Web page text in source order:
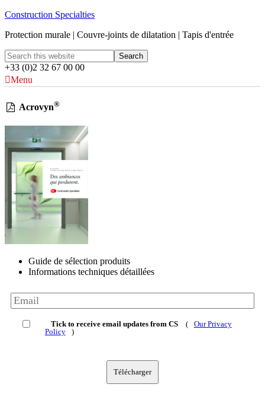
Construction Specialties
Protection murale | Couvre-joints de dilatation | Tapis d'entrée
+33 (0)2 32 67 00 00
Menu
Acrovyn®
Guide de sélection produits
Informations techniques détaillées
Tick to receive email updates from CS (
Our Privacy
Policy
)
Télécharger